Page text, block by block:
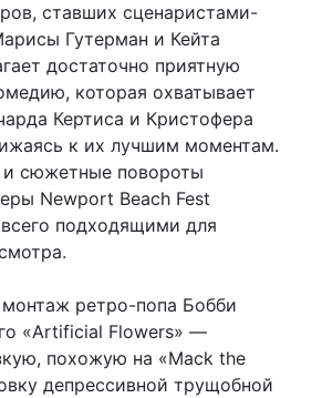
ставших сценаристами-
Гутерман и Кейта
достаточно приятную
которая охватывает
Кертиса и Кристофера
к их лучшим моментам.
сюжетные повороты
Newport Beach Fest
подходящими для
ретро-попа Бобби
«Artificial Flowers» —
похожую на «Mack the
депрессивной трущобной